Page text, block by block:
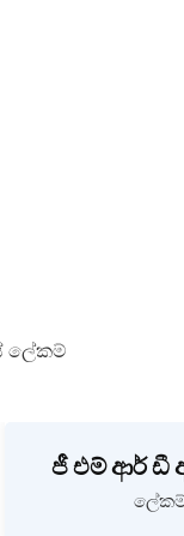
ලේකම්
ජී එම් ආර්